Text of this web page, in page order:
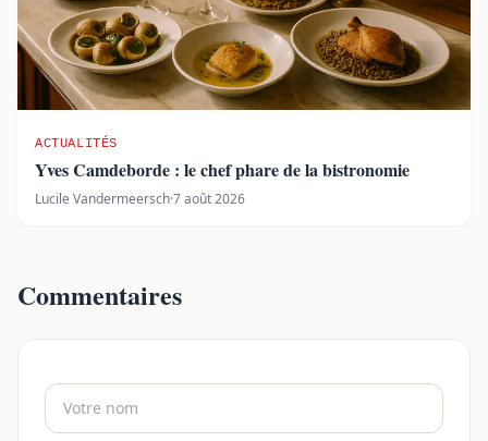
ACTUALITÉS
Yves Camdeborde : le chef phare de la bistronomie
Lucile Vandermeersch·7 août 2026
Commentaires